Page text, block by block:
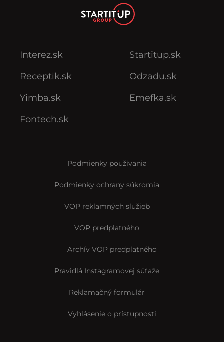
Interez.sk
Receptik.sk
Yimba.sk
Fontech.sk
Startitup.sk
Odzadu.sk
Emefka.sk
Podmienky používania
Podmienky ochrany súkromia
VOP reklamných služieb
VOP predplatného
Archív VOP predplatného
Pravidlá Instagramovej súťaže
Reklamačný formulár
Vyhlásenie o prístupnosti